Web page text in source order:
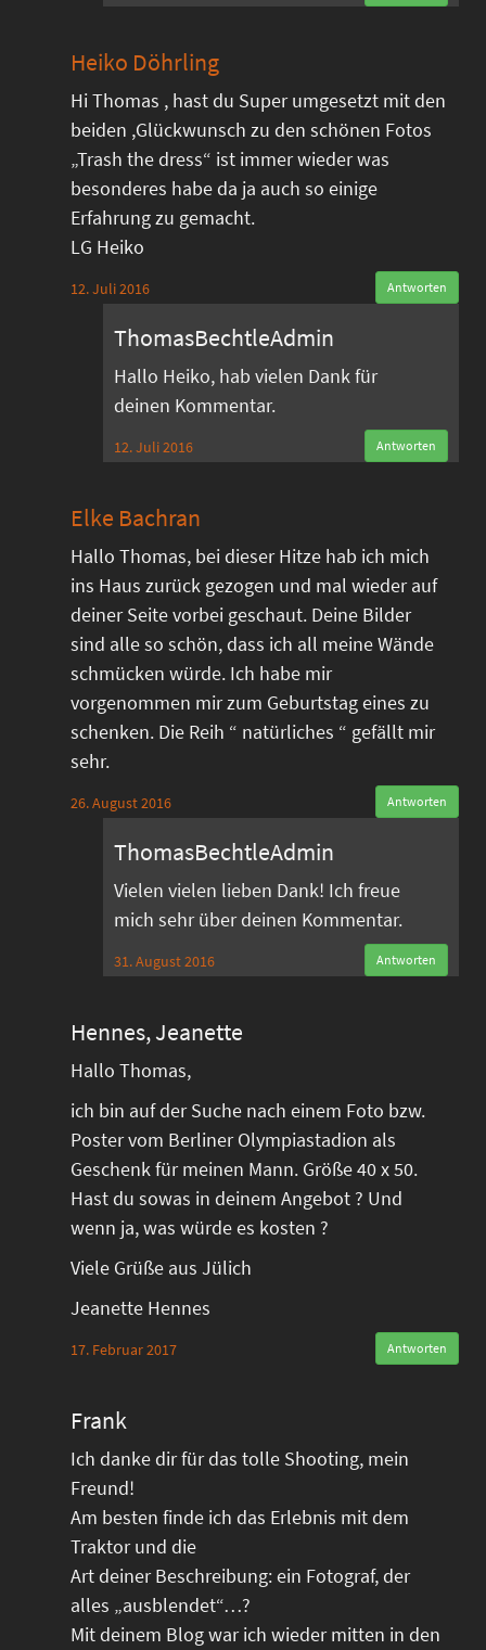
Heiko Döhrling
Hi Thomas , hast du Super umgesetzt mit den
beiden ,Glückwunsch zu den schönen Fotos
„Trash the dress“ ist immer wieder was
besonderes habe da ja auch so einige
Erfahrung zu gemacht.
LG Heiko
12. Juli 2016 Antworten
ThomasBechtleAdmin
Hallo Heiko, hab vielen Dank für
deinen Kommentar.
12. Juli 2016 Antworten
Elke Bachran
Hallo Thomas, bei dieser Hitze hab ich mich
ins Haus zurück gezogen und mal wieder auf
deiner Seite vorbei geschaut. Deine Bilder
sind alle so schön, dass ich all meine Wände
schmücken würde. Ich habe mir
vorgenommen mir zum Geburtstag eines zu
schenken. Die Reih “ natürliches “ gefällt mir
sehr.
26. August 2016 Antworten
ThomasBechtleAdmin
Vielen vielen lieben Dank! Ich freue
mich sehr über deinen Kommentar.
31. August 2016 Antworten
Hennes, Jeanette
Hallo Thomas,
ich bin auf der Suche nach einem Foto bzw.
Poster vom Berliner Olympiastadion als
Geschenk für meinen Mann. Größe 40 x 50.
Hast du sowas in deinem Angebot ? Und
wenn ja, was würde es kosten ?
Viele Grüße aus Jülich
Jeanette Hennes
17. Februar 2017 Antworten
Frank
Ich danke dir für das tolle Shooting, mein
Freund!
Am besten finde ich das Erlebnis mit dem
Traktor und die
Art deiner Beschreibung: ein Fotograf, der
alles „ausblendet“…?
Mit deinem Blog war ich wieder mitten in den